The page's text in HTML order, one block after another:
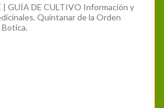
| GUÍA DE CULTIVO Información y
Quintanar de la Orden